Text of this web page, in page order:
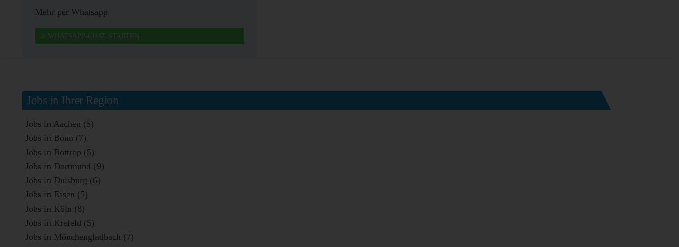
Mehr per Whatsapp
WHATSAPP-CHAT STARTEN
Jobs in Ihrer Region
Jobs in Aachen (5)
Jobs in Bonn (7)
Jobs in Bottrop (5)
Jobs in Dortmund (9)
Jobs in Duisburg (6)
Jobs in Essen (5)
Jobs in Köln (8)
Jobs in Krefeld (5)
Jobs in Mönchengladbach (7)